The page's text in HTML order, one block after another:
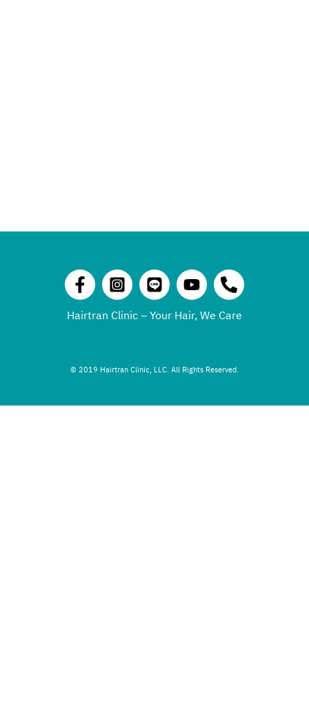
Hairtran Clinic – Your Hair, We Care
© 2019 Hairtran Clinic, LLC. All Rights Reserved.